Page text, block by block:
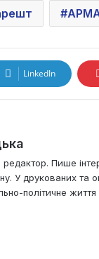
LinkedIn
редактор. Пише
У друкованих
політичне життя